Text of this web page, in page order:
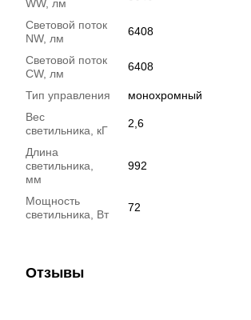
WW, лм
Световой поток
NW, лм
6408
Световой поток
CW, лм
6408
Тип управления
монохромный
Вес
светильника, кГ
2,6
Длина
светильника,
мм
992
Мощность
светильника, Вт
72
Отзывы